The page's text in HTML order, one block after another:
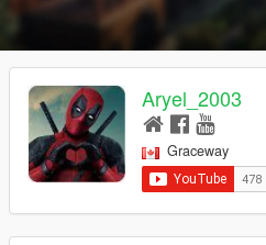
Aryel_2003
Graceway